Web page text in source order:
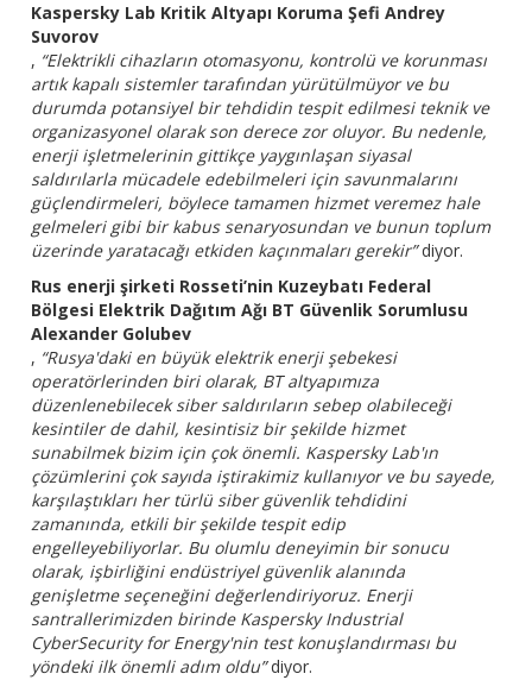
Kaspersky Lab Kritik Altyapı Koruma Şefi Andrey
Suvorov
, “Elektrikli cihazların otomasyonu, kontrolü ve korunması
artık kapalı sistemler tarafından yürütülmüyor ve bu
durumda potansiyel bir tehdidin tespit edilmesi teknik ve
organizasyonel olarak son derece zor oluyor. Bu nedenle,
enerji işletmelerinin gittikçe yaygınlaşan siyasal
saldırılarla mücadele edebilmeleri için savunmalarını
güçlendirmeleri, böylece tamamen hizmet veremez hale
gelmeleri gibi bir kabus senaryosundan ve bunun toplum
üzerinde yaratacağı etkiden kaçınmaları gerekir”diyor.
Rus enerji şirketi Rosseti’nin Kuzeybatı Federal
Bölgesi Elektrik Dağıtım Ağı BT Güvenlik Sorumlusu
Alexander Golubev
, “Rusya'daki en büyük elektrik enerji şebekesi
operatörlerinden biri olarak, BT altyapımıza
düzenlenebilecek siber saldırıların sebep olabileceği
kesintiler de dahil, kesintisiz bir şekilde hizmet
sunabilmek bizim için çok önemli. Kaspersky Lab'ın
çözümlerini çok sayıda iştirakimiz kullanıyor ve bu sayede,
karşılaştıkları her türlü siber güvenlik tehdidini
zamanında, etkili bir şekilde tespit edip
engelleyebiliyorlar. Bu olumlu deneyimin bir sonucu
olarak, işbirliğini endüstriyel güvenlik alanında
genişletme seçeneğini değerlendiriyoruz. Enerji
santrallerimizden birinde Kaspersky Industrial
CyberSecurity for Energy'nin test konuşlandırması bu
yöndeki ilk önemli adım oldu”diyor.